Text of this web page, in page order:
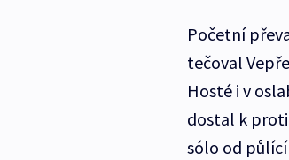
Početní
tečoval
Hosté i v
dostal k
sólo od